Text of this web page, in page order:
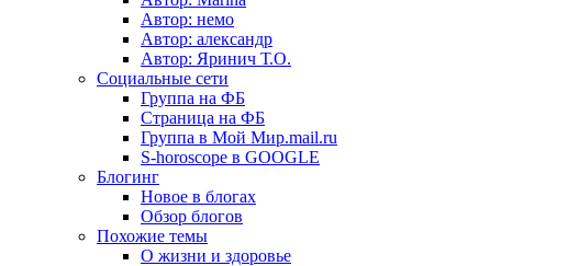
Автор: немo
Автор: александр
Автор: Яринич Т.О.
Социальные сети
Группа на ФБ
Страница на ФБ
Группа в Мой Мир.mail.ru
S-horoscope в GOOGLE
Блогинг
Новое в блогах
Обзор блогов
Похожие темы
О жизни и здоровье